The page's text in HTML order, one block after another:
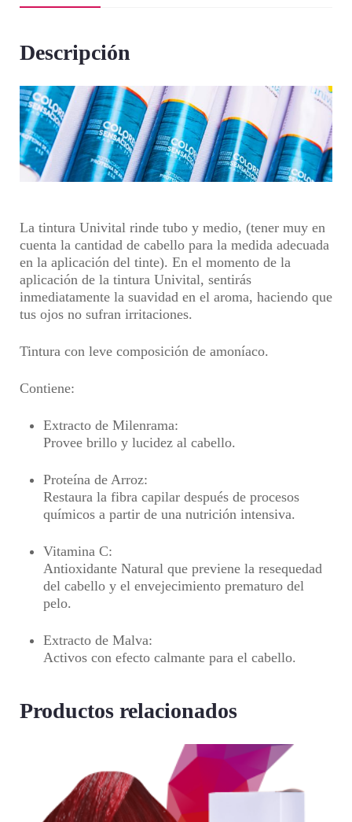
Descripción
La tintura Univital rinde tubo y medio, (tener muy en
cuenta la cantidad de cabello para la medida adecuada
en la aplicación del tinte). En el momento de la
aplicación de la tintura Univital, sentirás
inmediatamente la suavidad en el aroma, haciendo que
tus ojos no sufran irritaciones.
Tintura con leve composición de amoníaco.
Contiene:
Extracto de Milenrama:
Provee brillo y lucidez al cabello.
Proteína de Arroz:
Restaura la fibra capilar después de procesos
químicos a partir de una nutrición intensiva.
Vitamina C:
Antioxidante Natural que previene la resequedad
del cabello y el envejecimiento prematuro del
pelo.
Extracto de Malva:
Activos con efecto calmante para el cabello.
Productos relacionados